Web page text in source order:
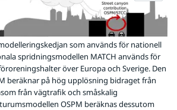
som används för nationell
spridningsmodellen MATCH används för
över Europa och Sverige. Den
beräknar på hög upplösning bidraget från
från vägtrafik och småskalig
OSPM beräknas dessutom